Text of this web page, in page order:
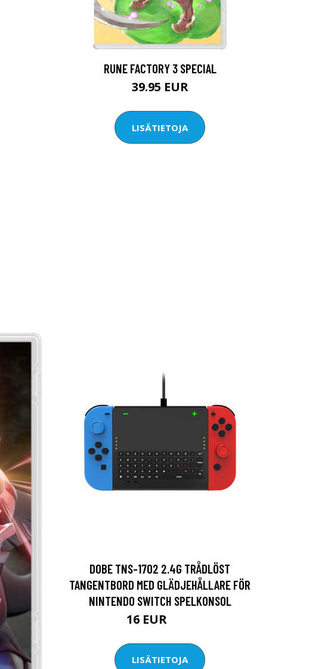
RUNE FACTORY 3 SPECIAL
39.95 EUR
LISÄTIETOJA
DOBE TNS-1702 2.4G TRÅDLÖST
TANGENTBORD MED GLÄDJEHÅLLARE FÖR
NINTENDO SWITCH SPELKONSOL
16 EUR
LISÄTIETOJA